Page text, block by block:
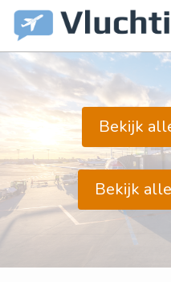
Bekijk
Bekijk